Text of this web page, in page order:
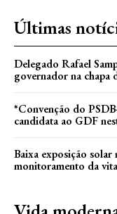
Últimas
Delegado Rafael
governador na
*Convenção do
candidata ao GDF
Baixa exposição
monitoramento da